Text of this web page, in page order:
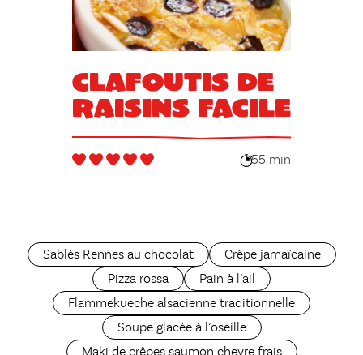
Clafoutis de
raisins facile
55 min
Sablés Rennes au chocolat
Crêpe jamaïcaine
Pizza rossa
Pain à l’ail
Flammekueche alsacienne traditionnelle
Soupe glacée à l’oseille